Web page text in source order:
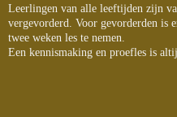
Leerlingen van alle leeftijden zijn
vergevorderd. Voor gevorderden is
twee weken les te nemen.
Een kennismaking en proefles is